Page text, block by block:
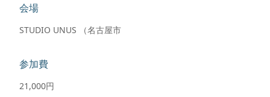
会場
STUDIO UNUS （名古屋市
参加費
21,000円